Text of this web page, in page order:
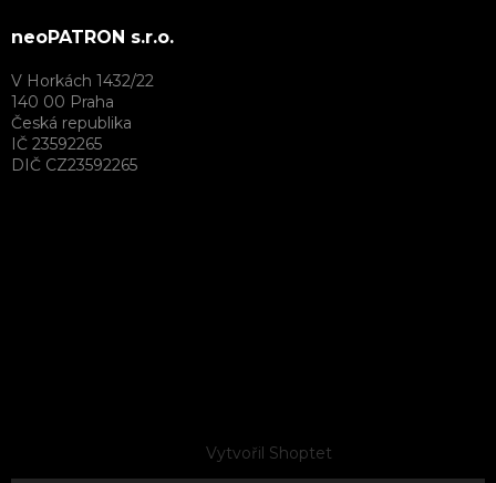
neoPATRON s.r.o.
V Horkách 1432/22
140 00 Praha
Česká republika
IČ 23592265
DIČ CZ23592265
Vytvořil Shoptet